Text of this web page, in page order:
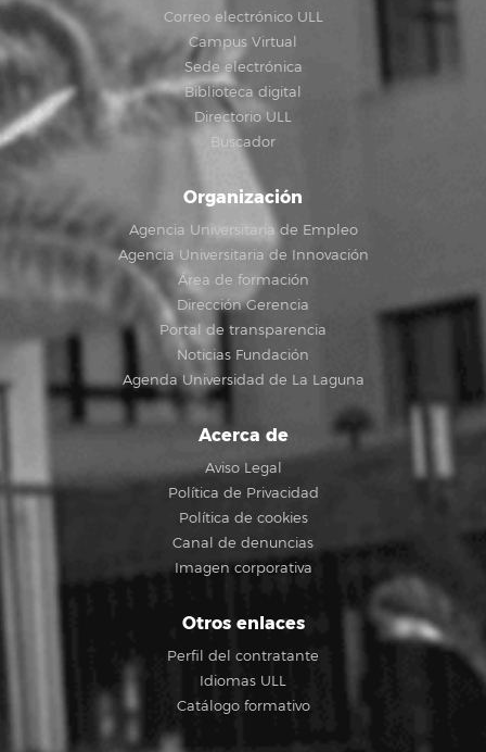
Correo electrónico ULL
Campus Virtual
Sede electrónica
Biblioteca digital
Directorio ULL
Buscador
Organización
Agencia Universitaria de Empleo
Agencia Universitaria de Innovación
Área de formación
Dirección Gerencia
Portal de transparencia
Noticias Fundación
Agenda Universidad de La Laguna
Acerca de
Aviso Legal
Política de Privacidad
Política de cookies
Canal de denuncias
Imagen corporativa
Otros enlaces
Perfil del contratante
Idiomas ULL
Catálogo formativo